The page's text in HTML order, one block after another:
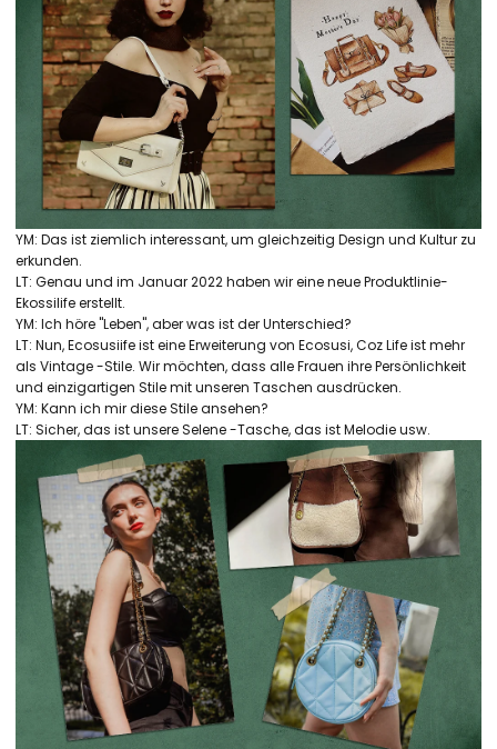
YM: Das ist ziemlich interessant, um gleichzeitig Design und Kultur zu
erkunden.
LT: Genau und im Januar 2022 haben wir eine neue Produktlinie-
Ekossilife erstellt.
YM: Ich höre "Leben", aber was ist der Unterschied?
LT: Nun, Ecosusiife ist eine Erweiterung von Ecosusi, Coz Life ist mehr
als Vintage -Stile. Wir möchten, dass alle Frauen ihre Persönlichkeit
und einzigartigen Stile mit unseren Taschen ausdrücken.
YM: Kann ich mir diese Stile ansehen?
LT: Sicher, das ist unsere Selene -Tasche, das ist Melodie usw.